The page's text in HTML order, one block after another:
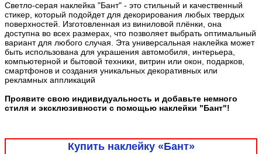
Светло-серая наклейка "Бант" - это стильный и качественный
стикер, который подойдет для декорирования любых твердых
поверхностей. Изготовленная из виниловой плёнки, она
доступна во всех размерах, что позволяет выбрать оптимальный
вариант для любого случая. Эта универсальная наклейка может
быть использована для украшения автомобиля, интерьера,
компьютерной и бытовой техники, витрин или окон, подарков,
смартфонов и создания уникальных декоративных или
рекламных аппликаций
Проявите свою индивидуальность и добавьте немного
стиля и эксклюзивности с помощью наклейки "Бант"!
Купить наклейку «Бант»